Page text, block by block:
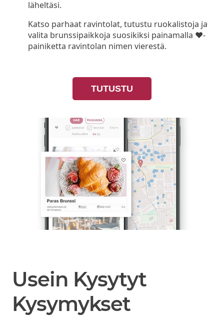
läheltäsi.
Katso parhaat ravintolat, tutustu ruokalistoja ja
valita brunssipaikkoja suosikiksi painamalla ❤-
painiketta ravintolan nimen vierestä.
TUTUSTU
Usein Kysytyt
Kysymykset